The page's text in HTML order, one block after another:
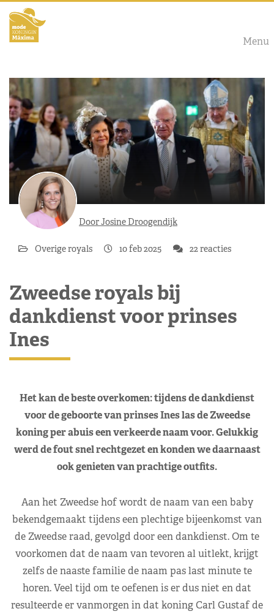
Menu
Door Josine Droogendijk
Overige royals 10 feb 2025 22 reacties
Zweedse royals bij
dankdienst voor prinses
Ines
Het kan de beste overkomen: tijdens de dankdienst
voor de geboorte van prinses Ines las de Zweedse
koning per abuis een verkeerde naam voor. Gelukkig
werd de fout snel rechtgezet en konden we daarnaast
ook genieten van prachtige outfits.
Aan het Zweedse hof wordt de naam van een baby
bekendgemaakt tijdens een plechtige bijeenkomst van
de Zweedse raad, gevolgd door een dankdienst. Om te
voorkomen dat de naam van tevoren al uitlekt, krijgt
zelfs de naaste familie de naam pas last minute te
horen. Veel tijd om te oefenen is er dus niet en dat
resulteerde er vanmorgen in dat koning Carl Gustaf de